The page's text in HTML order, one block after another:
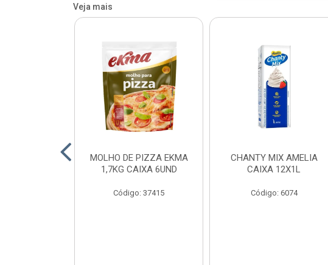
Veja mais
MOLHO DE PIZZA EKMA
1,7KG CAIXA 6UND
Código: 37415
CHANTY MIX AMELIA
CAIXA 12X1L
Código: 6074